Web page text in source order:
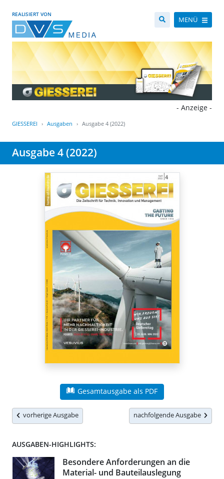
REALISIERT VON
MENÜ
- Anzeige -
GIESSEREI Ausgaben Ausgabe 4 (2022)
Ausgabe 4 (2022)
Gesamtausgabe als PDF
vorherige Ausgabe nachfolgende Ausgabe
AUSGABEN-HIGHLIGHTS:
Besondere Anforderungen an die
Material- und Bauteilauslegung